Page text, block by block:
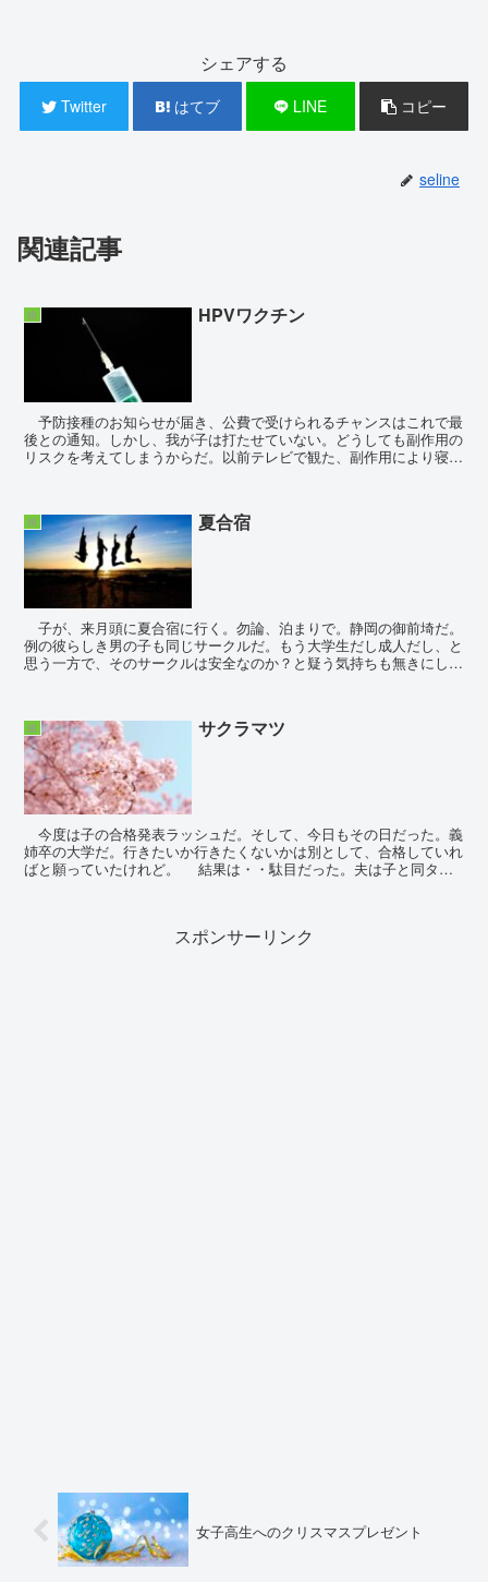
シェアする
Twitter はてブ LINE コピー
seline
関連記事
娘 HPVワクチン
予防接種のお知らせが届き、公費で受けられるチャンスはこれで最
後との通知。しかし、我が子は打たせていない。どうしても副作用の
リスクを考えてしまうからだ。以前テレビで観た、副作用により寝た
娘 夏合宿
子が、来月頭に夏合宿に行く。勿論、泊まりで。静岡の御前埼だ。
例の彼らしき男の子も同じサークルだ。もう大学生だし成人だし、と
思う一方で、そのサークルは安全なのか？と疑う気持ちも無きにしも
娘 サクラマツ
今度は子の合格発表ラッシュだ。そして、今日もその日だった。義
姉卒の大学だ。行きたいか行きたくないかは別として、合格していれ
ばと願っていたけれど。 結果は・・駄目だった。夫は子と同タイ
スポンサーリンク
女子高生へのクリスマスプレゼント